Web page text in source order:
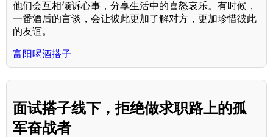
他们会互相倾诉心事，分享生活中的喜怒哀乐。有时候，
一番酒后的言谈，会让彼此更加了解对方，更加珍惜彼此
的友谊。
富阳喝酒搭子
面试搭子线下，拒绝做求职路上的孤
军奋战者